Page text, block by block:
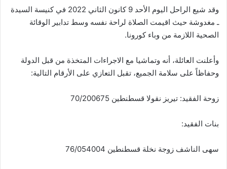
وقد شيع الراحل اليوم الأحد 9 كانون الثاني 2022 في كنيسة السيدة
ـ مغدوشة حيث اقيمت الصلاة لراحة نفسه وسط تدابير الوقائة
الصحية اللازمة من وباء كورونا.
وأعلنت العائلة، أنه وتماشيا مع الاجراءات المتخذة من قبل الدولة
وحفاظاً على سلامة الجميع، تقبل التعازي على الأرقام التالية:
زوحة الفقيد: تيريز نقولا قسطنطين 70/200675
بنات الفقيد:
سهى الناشف زوجة نخلة قسطنطين 76/054004